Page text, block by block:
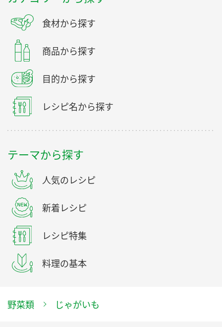
食材から探す
商品から探す
目的から探す
レシピ名から探す
テーマから探す
人気のレシピ
新着レシピ
レシピ特集
料理の基本
野菜類 じゃがいも